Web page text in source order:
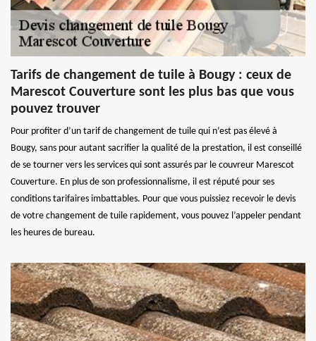
Tarifs de changement de tuile à Bougy : ceux de
Marescot Couverture sont les plus bas que vous
pouvez trouver
Pour profiter d’un tarif de changement de tuile qui n’est pas élevé à
Bougy, sans pour autant sacrifier la qualité de la prestation, il est conseillé
de se tourner vers les services qui sont assurés par le couvreur Marescot
Couverture. En plus de son professionnalisme, il est réputé pour ses
conditions tarifaires imbattables. Pour que vous puissiez recevoir le devis
de votre changement de tuile rapidement, vous pouvez l’appeler pendant
les heures de bureau.